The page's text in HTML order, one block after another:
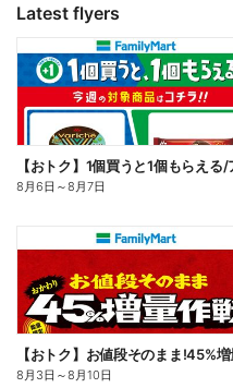
Latest flyers
8月6日 ～8月7日
8月3日 ～8月10日